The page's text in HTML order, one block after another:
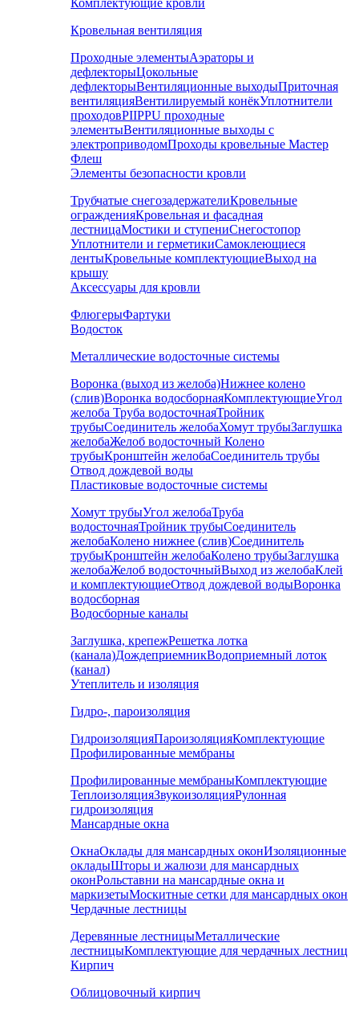
Комплектующие кровли
Кровельная вентиляция
Проходные элементыАэраторы и
дефлекторыЦокольные
дефлекторыВентиляционные выходыПриточная
вентиляцияВентилируемый конёкУплотнители
проходовPIIPPU проходные
элементыВентиляционные выходы с
электроприводомПроходы кровельные Мастер
Флеш
Элементы безопасности кровли
Трубчатые снегозадержателиКровельные
огражденияКровельная и фасадная
лестницаМостики и ступениСнегостопор
Уплотнители и герметикиСамоклеющиеся
лентыКровельные комплектующиеВыход на
крышу
Аксессуары для кровли
ФлюгерыФартуки
Водосток
Металлические водосточные системы
Воронка (выход из желоба)Нижнее колено
(слив)Воронка водосборнаяКомплектующиеУгол
желоба Труба водосточнаяТройник
трубыСоединитель желобаХомут трубыЗаглушка
желобаЖелоб водосточный Колено
трубыКронштейн желобаСоединитель трубы
Отвод дождевой воды
Пластиковые водосточные системы
Хомут трубыУгол желобаТруба
водосточнаяТройник трубыСоединитель
желобаКолено нижнее (слив)Соединитель
трубыКронштейн желобаКолено трубыЗаглушка
желобаЖелоб водосточныйВыход из желобаКлей
и комплектующиеОтвод дождевой водыВоронка
водосборная
Водосборные каналы
Заглушка, крепежРешетка лотка
(канала)ДождеприемникВодоприемный лоток
(канал)
Утеплитель и изоляция
Гидро-, пароизоляция
ГидроизоляцияПароизоляцияКомплектующие
Профилированные мембраны
Профилированные мембраныКомплектующие
ТеплоизоляцияЗвукоизоляцияРулонная
гидроизоляция
Мансардные окна
ОкнаОклады для мансардных оконИзоляционные
окладыШторы и жалюзи для мансардных
оконРольставни на мансардные окна и
маркизетыМоскитные сетки для мансардных окон
Чердачные лестницы
Деревянные лестницыМеталлические
лестницыКомплектующие для чердачных лестниц
Кирпич
Облицовочный кирпич